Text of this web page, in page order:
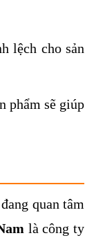
lệch cho sản
phẩm sẽ giúp
quan tâm
là công ty